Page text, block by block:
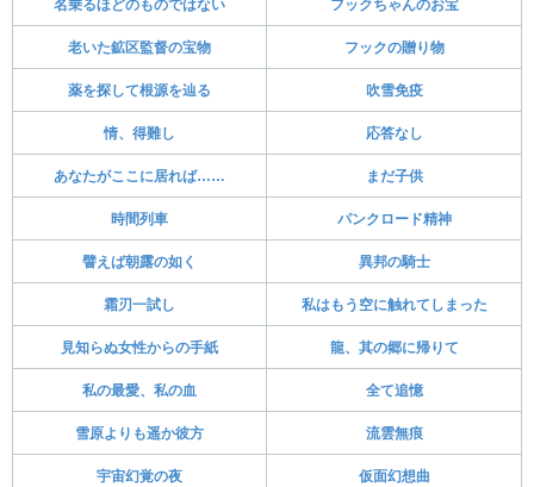
名乗るほどのものではない フックちゃんのお宝
老いた鉱区監督の宝物 フックの贈り物
薬を探して根源を辿る 吹雪免疫
情、得難し 応答なし
あなたがここに居れば…… まだ子供
時間列車 パンクロード精神
譬えば朝露の如く 異邦の騎士
霜刃一試し 私はもう空に触れてしまった
見知らぬ女性からの手紙 龍、其の郷に帰りて
私の最愛、私の血 全て追憶
雪原よりも遥か彼方 流雲無痕
宇宙幻覚の夜 仮面幻想曲